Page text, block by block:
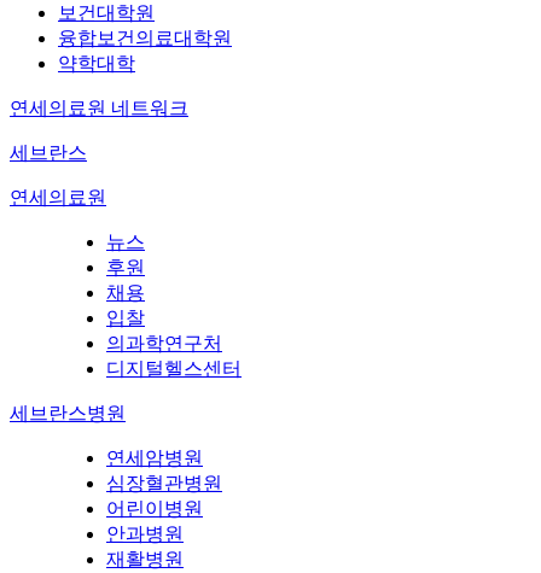
보건대학원
융합보건의료대학원
약학대학
연세의료원 네트워크
세브란스
연세의료원
뉴스
후원
채용
입찰
의과학연구처
디지털헬스센터
세브란스병원
연세암병원
심장혈관병원
어린이병원
안과병원
재활병원